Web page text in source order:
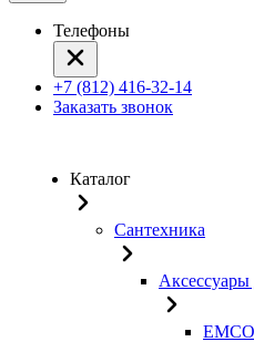
Телефоны
+7 (812) 416-32-14
Заказать звонок
Каталог
Сантехника